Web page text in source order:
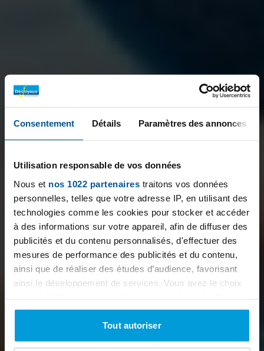
Consentement Détails Paramètres des annonces
Utilisation responsable de vos données
Nous et nos 1022 partenaires traitons vos données
personnelles, telles que votre adresse IP, en utilisant des
technologies comme les cookies pour stocker et accéder
à des informations sur votre appareil, afin de diffuser des
publicités et du contenu personnalisés, d'effectuer des
mesures de performance des publicités et du contenu,
ainsi que de réaliser des études d’audience, favorisant
ainsi le développement de services. Vous avez le choix
Vous pouvez modifier ou retirer votre consentement à
tout moment en consultant la Déclaration relative aux
cookies ou en cliquant sur l'icône de confidentialité.
Tout autoriser